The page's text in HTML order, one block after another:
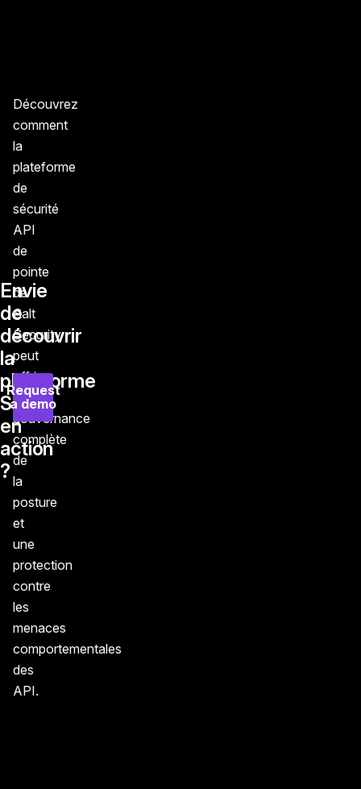
Envie
de
découvrir
la
plateforme
Salt
en
action
?
Découvrez
comment
la
plateforme
de
sécurité
API
de
pointe
de
Salt
Security
peut
offrir
une
gouvernance
complète
de
la
posture
et
une
protection
contre
les
menaces
comportementales
des
API.
Request
a demo